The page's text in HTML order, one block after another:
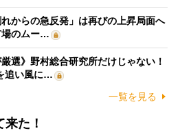
からの急反発」は再びの上昇局面へ
のムー…
選》野村総合研究所だけじゃない！
追い風に…
一覧を見る
た！